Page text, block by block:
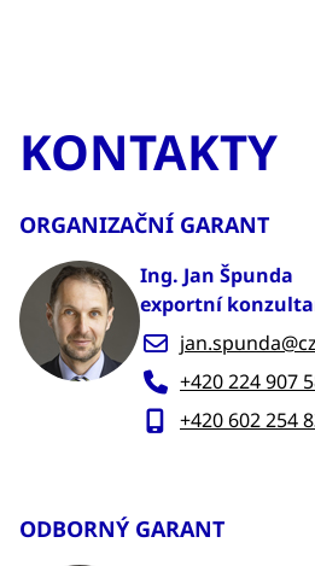
KONTAKTY
ORGANIZAČNÍ GARANT
Ing. Jan Špunda
exportní
+420 224 907
+420 602 254
ODBORNÝ GARANT